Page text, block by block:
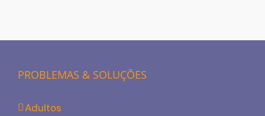
PROBLEMAS & SOLUÇÕES
Adultos